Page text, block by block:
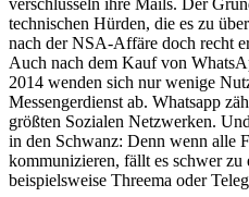
technischen Hürden, die es zu
nach der NSA-Affäre doch recht
Auch nach dem Kauf von
2014 wenden sich nur wenige
Messengerdienst ab. Whatsapp
größten Sozialen Netzwerken.
in den Schwanz: Denn wenn alle
kommunizieren, fällt es schwer zu
beispielsweise Threema oder